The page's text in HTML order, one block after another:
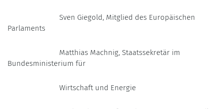
Sven Giegold, Mitglied des Europäischen
Parlaments
Matthias Machnig, Staatssekretär im
Bundesministerium für
Wirtschaft und Energie